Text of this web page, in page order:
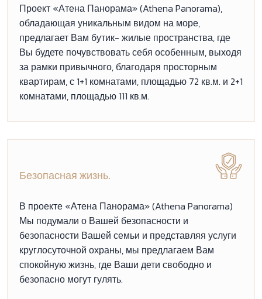
Проект «Атена Панорама» (Athena Panorama),
обладающая уникальным видом на море,
предлагает Вам бутик- жилые пространства, где
Вы будете почувствовать себя особенным, выходя
за рамки привычного, благодаря просторным
квартирам, с 1+1 комнатами, площадью 72 кв.м. и 2+1
комнатами, площадью 111 кв.м.
Безопасная жизнь.
В проекте «Атена Панорама» (Athena Panorama)
Мы подумали о Вашей безопасности и
безопасности Вашей семьи и представляя услуги
круглосуточной охраны, мы предлагаем Вам
спокойную жизнь, где Ваши дети свободно и
безопасно могут гулять.